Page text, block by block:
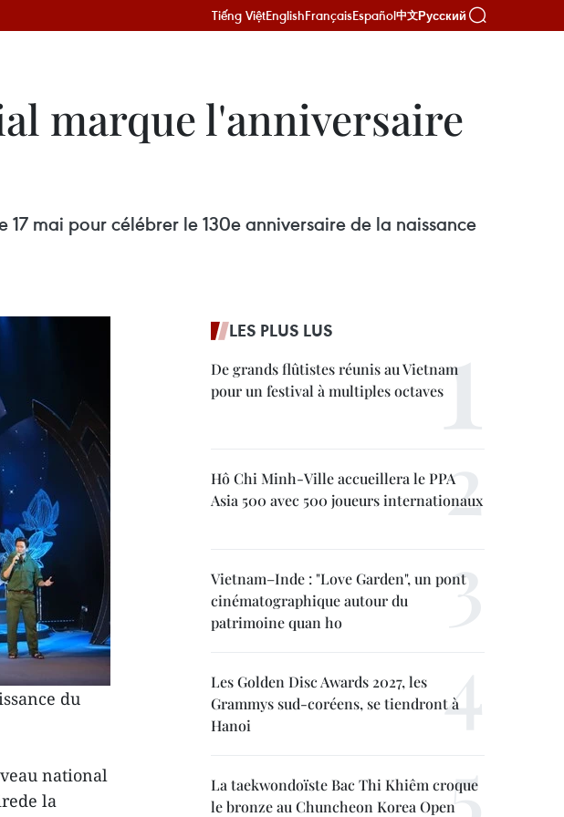
Tiếng ViệtEnglishFrançaisEspañol中文Русский
marque l'anniversaire
mai pour célébrer le 130e anniversaire de la naissance
du
national
la
LES PLUS LUS
De grands flûtistes réunis au Vietnam
pour un festival à multiples octaves
Hô Chi Minh-Ville accueillera le PPA
Asia 500 avec 500 joueurs internationaux
Vietnam–Inde : "Love Garden", un pont
cinématographique autour du
patrimoine quan ho
Les Golden Disc Awards 2027, les
Grammys sud-coréens, se tiendront à
Hanoi
La taekwondoïste Bac Thi Khiêm croque
le bronze au Chuncheon Korea Open